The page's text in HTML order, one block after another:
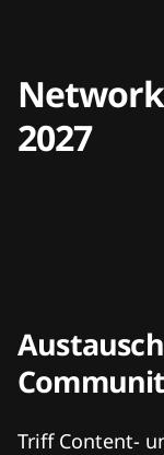
2027
Triff Content-